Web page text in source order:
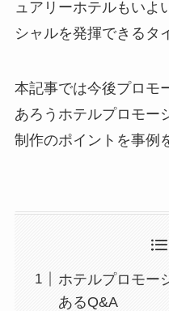
ュアリーホテルもいよ
シャルを発揮できるタ
本記事では今後プロモ
あろうホテルプロモー
制作のポイントを事例
ホテルプロモー
あるQ&A